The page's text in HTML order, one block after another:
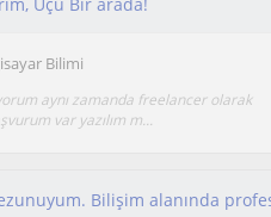
Bilimi
aynı zamanda freelancer olarak
var yazılım m...